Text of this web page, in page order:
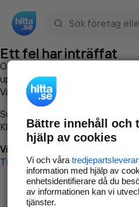
Ett fel har inträffat
Om du vill kan du
uppstod så att vi lättare och
Vänligen försök med följande:
Surfa till
Klicka påTillbaka-knappen i
Vi beklagar besväret!
Till startsidan
Bättre innehåll och
hjälp av cookies
Vi och våra
information med hjälp av
enhetsidentifierare då du
av informationen kan vi
tjänster.